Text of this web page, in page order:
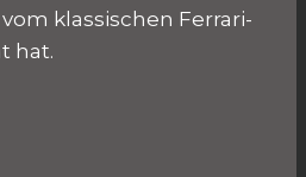
klassischen Ferrari-
hat.